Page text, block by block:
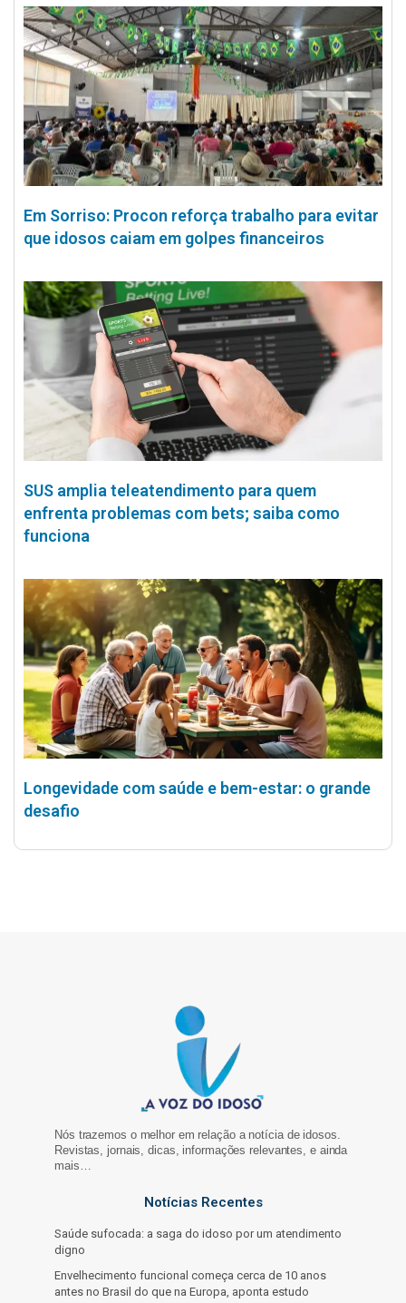
Em Sorriso: Procon reforça trabalho para evitar
que idosos caiam em golpes financeiros
SUS amplia teleatendimento para quem
enfrenta problemas com bets; saiba como
funciona
Longevidade com saúde e bem-estar: o grande
desafio
Nós trazemos o melhor em relação a notícia de idosos.
Revistas, jornais, dicas, informações relevantes, e ainda
mais…
Notícias Recentes
Saúde sufocada: a saga do idoso por um atendimento
digno
Envelhecimento funcional começa cerca de 10 anos
antes no Brasil do que na Europa, aponta estudo